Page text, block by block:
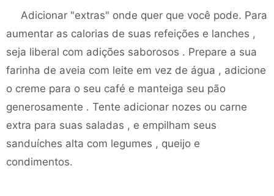
Adicionar "extras" onde quer que você pode. Para
aumentar as calorias de suas refeições e lanches ,
seja liberal com adições saborosos . Prepare a sua
farinha de aveia com leite em vez de água , adicione
o creme para o seu café e manteiga seu pão
generosamente . Tente adicionar nozes ou carne
extra para suas saladas , e empilham seus
sanduíches alta com legumes , queijo e
condimentos.